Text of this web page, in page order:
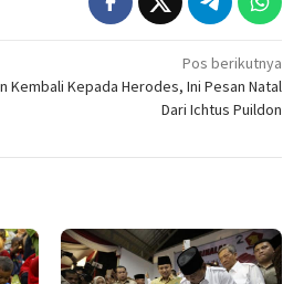
Pos berikutnya
Kembali Kepada Herodes, Ini Pesan Natal
Dari Ichtus Puildon